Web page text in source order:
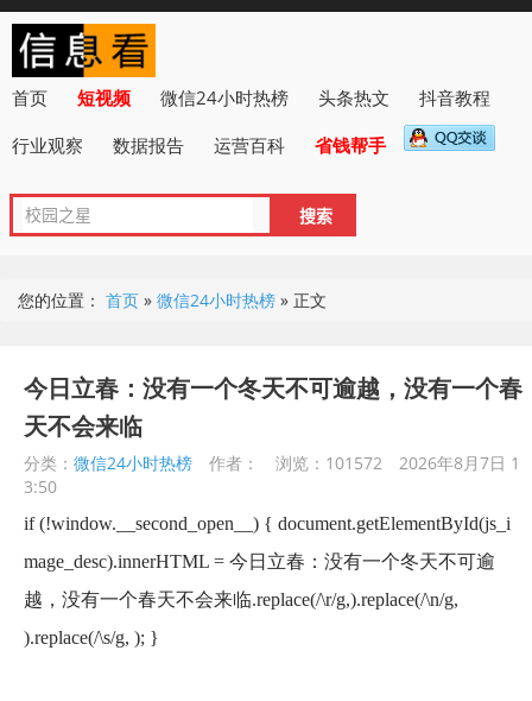
首页 短视频 微信24小时热榜 头条热文
抖音教程
行业观察
数据报告 运营百科 省钱帮手
您的位置： 首页 » 微信24小时热榜 » 正文
今日立春：没有一个冬天不可逾越，没有一个春
天不会来临
分类： 微信24小时热榜 作者： 浏览：101572
2026年8月7日 1
3:50
if (!window.__second_open__) { document.getElementById(js_i
mage_desc).innerHTML = 今日立春：没有一个冬天不可逾
越，没有一个春天不会来临.replace(/\r/g,).replace(/\n/g,
).replace(/\s/g, ); }